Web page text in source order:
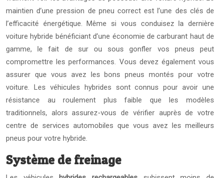
maintien d’une pression de pneu correct est l’une des clés de
l’efficacité énergétique. Même si vous conduisez la dernière
voiture hybride bénéficiant d’une économie de carburant haut de
gamme, le fait de sur ou sous gonfler vos pneus peut
compromettre les performances. Vous devez également vous
assurer que vous avez les bons pneus montés pour votre
voiture. Les véhicules hybrides sont connus pour avoir une
résistance au roulement plus faible que les modèles
traditionnels, alors assurez-vous de vérifier auprès de votre
centre de services automobiles que vous avez les meilleurs
pneus pour votre hybride.
Système de freinage